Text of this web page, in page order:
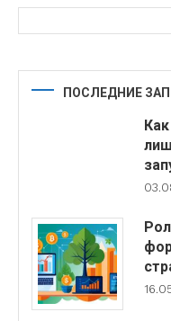
ПОСЛЕДНИЕ